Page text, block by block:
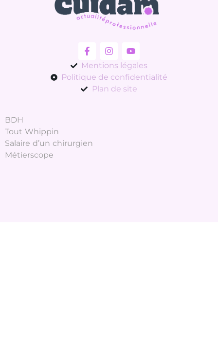
Mentions légales
Politique de confidentialité
Plan de site
BDH
Tout Whippin
Salaire d’un chirurgien
Métierscope